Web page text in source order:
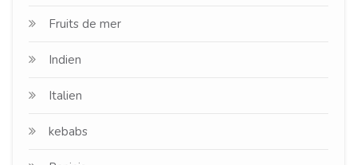
Fruits de mer
Indien
Italien
kebabs